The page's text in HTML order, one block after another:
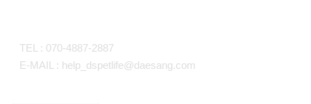
TEL : 070-4887-2887
E-MAIL : help_dspetlife@daesang.com